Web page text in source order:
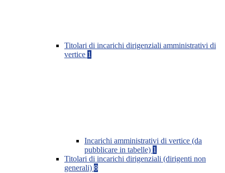
Titolari di incarichi dirigenziali amministrativi di
vertice 1
Incarichi amministrativi di vertice (da
pubblicare in tabelle) 1
Titolari di incarichi dirigenziali (dirigenti non
generali) 8